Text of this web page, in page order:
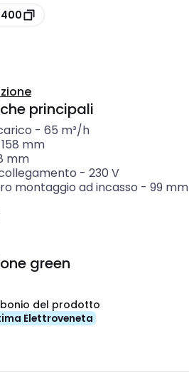
principali
- 65 m³/h
158 mm
mm
- 230 V
montaggio ad incasso - 99 mm
green
del prodotto
Elettroveneta